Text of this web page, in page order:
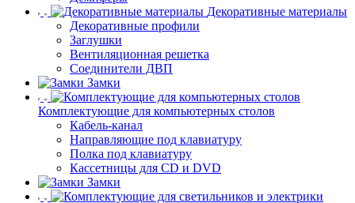
Декоративные материалы
Декоративные профили
Заглушки
Вентиляционная решетка
Соединители ДВП
Замки
Комплектующие для компьютерных столов
Кабель-канал
Направляющие под клавиатуру
Полка под клавиатуру
Кассетницы для CD и DVD
Замки